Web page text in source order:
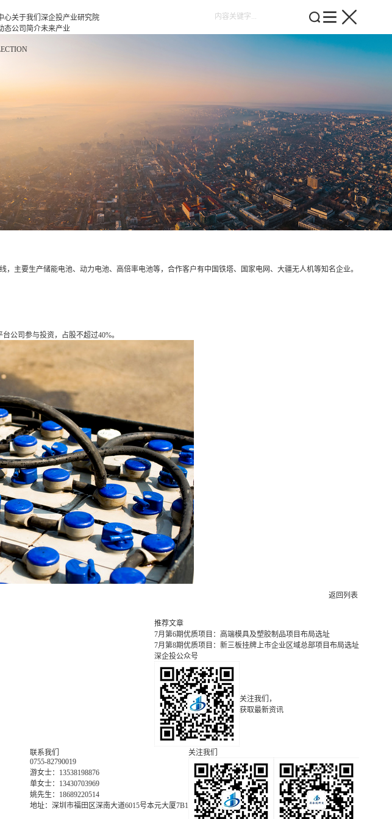
心
态
关于我们
公司简介
联系我们
深企投产业研究院
未来产业
新能源汽车
高端装备
现代消费
现代服务业
主要生产储能电池、动力电池、高倍率电池等，合作客户有中国铁塔、国家电网、大疆无人机等知名企业。
司参与投资，占股不超过40%。
返回列表
推荐文章
7月第6期优质项目：高端模具及塑胶制品项目布局选址
7月第8期优质项目：新三板挂牌上市企业区域总部项目布局选址
深企投公众号
关注我们，
获取最新资讯
联系我们
0755-82790019
游女士：13538198876
单女士：13430703969
姚先生：18689220514
地址：深圳市福田区深南大道6015号本元大厦7B1
关注我们